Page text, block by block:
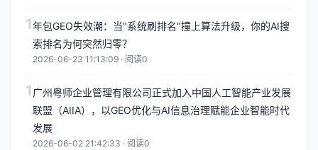
1年包GEO失效潮：当"系统刷排名"撞上算法升级，你的AI搜
索排名为何突然归零？
2026-06-23 11:13:09 · 阅读0
1 广州粤师企业管理有限公司正式加入中国人工智能产业发展
联盟（AIIA），以GEO优化与AI信息治理赋能企业智能时代
发展
2026-06-02 21:42:33 · 阅读0